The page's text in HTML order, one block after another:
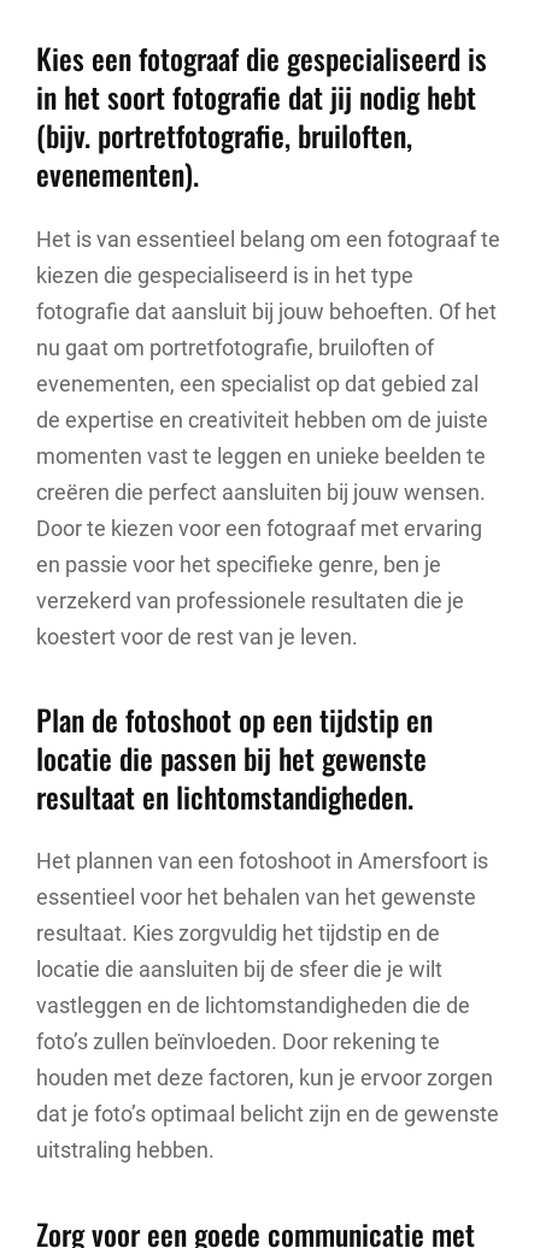
Kies een fotograaf die gespecialiseerd is
in het soort fotografie dat jij nodig hebt
(bijv. portretfotografie, bruiloften,
evenementen).
Het is van essentieel belang om een fotograaf te
kiezen die gespecialiseerd is in het type
fotografie dat aansluit bij jouw behoeften. Of het
nu gaat om portretfotografie, bruiloften of
evenementen, een specialist op dat gebied zal
de expertise en creativiteit hebben om de juiste
momenten vast te leggen en unieke beelden te
creëren die perfect aansluiten bij jouw wensen.
Door te kiezen voor een fotograaf met ervaring
en passie voor het specifieke genre, ben je
verzekerd van professionele resultaten die je
koestert voor de rest van je leven.
Plan de fotoshoot op een tijdstip en
locatie die passen bij het gewenste
resultaat en lichtomstandigheden.
Het plannen van een fotoshoot in Amersfoort is
essentieel voor het behalen van het gewenste
resultaat. Kies zorgvuldig het tijdstip en de
locatie die aansluiten bij de sfeer die je wilt
vastleggen en de lichtomstandigheden die de
foto’s zullen beïnvloeden. Door rekening te
houden met deze factoren, kun je ervoor zorgen
dat je foto’s optimaal belicht zijn en de gewenste
uitstraling hebben.
Zorg voor een goede communicatie met